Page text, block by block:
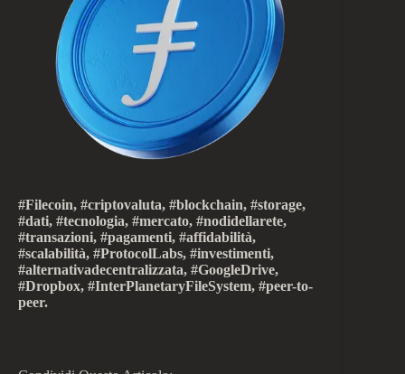
#Filecoin, #criptovaluta, #blockchain, #storage,
#dati, #tecnologia, #mercato, #nodidellarete,
#transazioni, #pagamenti, #affidabilità,
#scalabilità, #ProtocolLabs, #investimenti,
#alternativadecentralizzata, #GoogleDrive,
#Dropbox, #InterPlanetaryFileSystem, #peer-to-
peer.